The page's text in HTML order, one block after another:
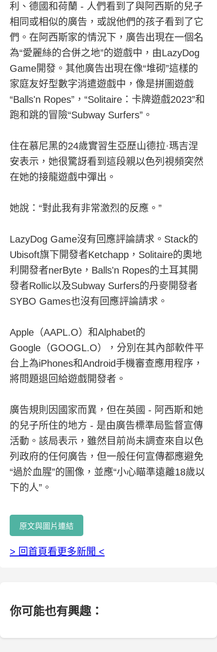
利、德國和荷蘭 - 人們看到了與阿西斯的兒子
相同或相似的廣告，或說他們的孩子看到了它
們。在阿西斯家的情況下，廣告出現在一個名
為“愛麗絲的合併之地”的遊戲中，由LazyDog
Game開發。其他廣告出現在像“堆砌”這樣的
家庭友好型數字消遣遊戲中，像是拼圖遊戲
“Balls'n Ropes”，“Solitaire：卡牌遊戲2023”和
跑和跳的冒險“Subway Surfers”。
住在慕尼黑的24歲實習生亞歷山德拉·瑪吉涅
安表示，她很驚訝看到這段親以色列視頻突然
在她的接龍遊戲中彈出。
她說：“對此我有非常激烈的反應。”
LazyDog Game沒有回應評論請求。Stack的
Ubisoft旗下開發者Ketchapp，Solitaire的奧地
利開發者nerByte，Balls'n Ropes的土耳其開
發者Rollic以及Subway Surfers的丹麥開發者
SYBO Games也沒有回應評論請求。
Apple（AAPL.O）和Alphabet的
Google（GOOGL.O），分別在其內部軟件平
台上為iPhones和Android手機審查應用程序，
將問題退回給遊戲開發者。
廣告規則因國家而異，但在英國 - 阿西斯和她
的兒子所住的地方 - 是由廣告標準局監督宣傳
活動。該局表示，雖然目前尚未調查來自以色
列政府的任何廣告，但一般任何宣傳都應避免
“過於血腥”的圖像，並應“小心瞄準遠離18歲以
下的人”。
原文與圖片連結
> 回首頁看更多新聞 <
你可能也有興趣：